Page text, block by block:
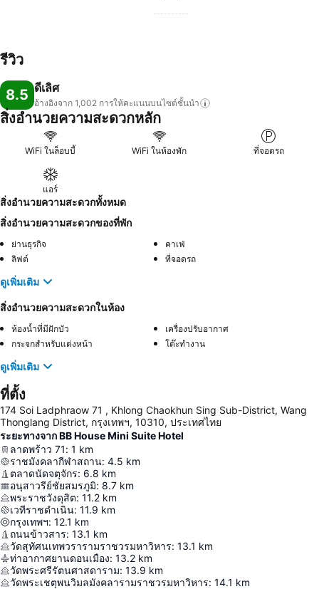
รีวิว
8.5 ดีเลิศ
อ้างอิงจาก 1,002 การให้คะแนนบนไซต์ชั้นนำ
สิ่งอำนวยความสะดวกหลัก
WiFi ในล็อบบี้ WiFi ในห้องพัก ที่จอดรถ
แอร์
สิ่งอำนวยความสะดวกทั้งหมด
สิ่งอำนวยความสะดวกของที่พัก
ย่านธุรกิจ
คาเฟ่
ลิฟต์
ที่จอดรถ
ดูเพิ่มเติม
สิ่งอำนวยความสะดวกในห้อง
ห้องน้ำที่มีฝักบัว
เครื่องปรับอากาศ
กระจกสำหรับแต่งหน้า
โต๊ะทำงาน
ดูเพิ่มเติม
ที่ตั้ง
174 Soi Ladphraow 71 , Khlong Chaokhun Sing Sub-District, Wang
Thonglang District, กรุงเทพฯ, 10310, ประเทศไทย
ระยะทางจาก BB House Mini Suite Hotel
ลาดพร้าว 71: 1 km
ราชมังคลากีฬาสถาน: 4.5 km
ตลาดนัดจตุจักร: 6.8 km
อนุสาวรีย์ชัยสมรภูมิ: 8.7 km
พระราชวังดุสิต: 11.2 km
เวทีราชดำเนิน: 11.9 km
กรุงเทพฯ: 12.1 km
ถนนข้าวสาร: 13.1 km
วัดสุทัศนเทพวรารามราชวรมหาวิหาร: 13.1 km
ท่าอากาศยานดอนเมือง: 13.2 km
วัดพระศรีรัตนศาสดาราม: 13.9 km
วัดพระเชตุพนวิมลมังคลารามราชวรมหาวิหาร: 14.1 km